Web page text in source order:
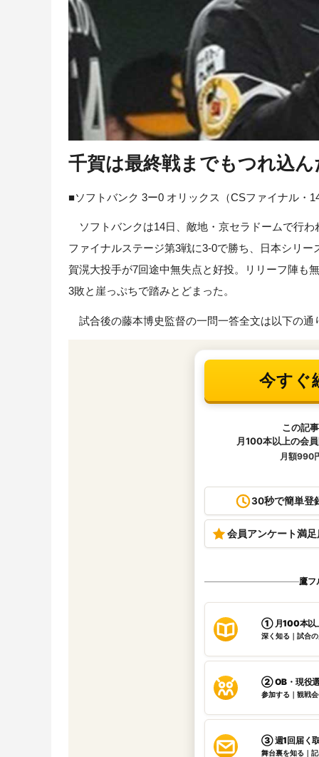
千賀は最終戦までもつれ込
■ソフトバンク 3ー0 オリックス（CSファイナル・
ソフトバンクは14日、敵地・京セラドームで行
ファイナルステージ第3戦に3-0で勝ち、日本シリ
賀滉大投手が7回途中無失点と好投。リリーフ陣も
3敗と崖っぷちで踏みとどまった。
試合後の藤本博史監督の一問一答全文は以下の通